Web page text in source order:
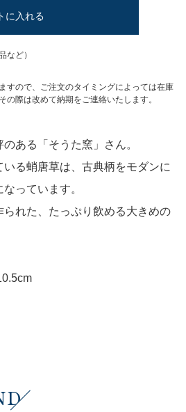
に入れる
など）
すので、ご注文のタイミングによっては在庫
の際は改めて納期をご連絡いたします。
ある「そうた窯」さん。
る蛸唐草は、古典柄をモダンに
っています。
れた、たっぷり飲める大きめの